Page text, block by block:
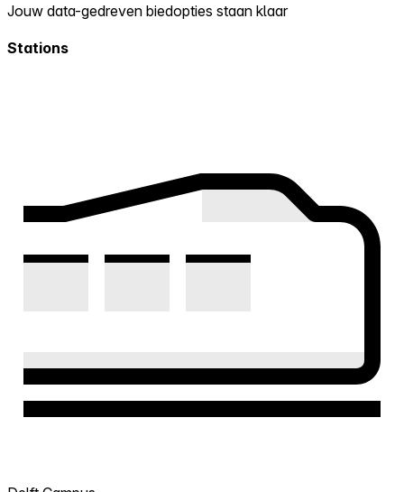
Jouw data-gedreven biedopties staan klaar
Stations